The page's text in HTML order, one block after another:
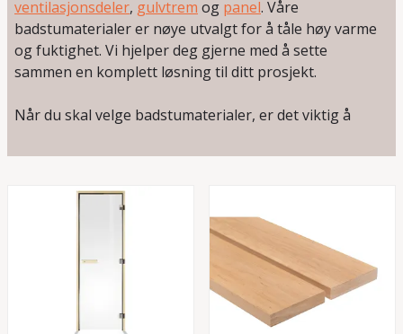
ventilasjonsdeler, gulvtrem og panel. Våre
badstumaterialer er nøye utvalgt for å tåle høy varme
og fuktighet. Vi hjelper deg gjerne med å sette
sammen en komplett løsning til ditt prosjekt.
Når du skal velge badstumaterialer, er det viktig å
tilbyr et bredt utvalg av osp, or og gran – treslag som
varmeledningsevne og motstand mot fukt og
mikroorganismer. Disse materialene egner seg
spesielt godt til badstubenk, panel og ryggstøtter, og
sørger for en trygg og behagelig opplevelse.